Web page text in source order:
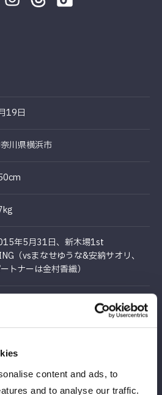
content and ads, to
and to analyse our traffic.
19日
川県横浜市
年5月31日、新木場1st
（vsまなせゆうな&安納サオリ、
トナーは金村香織）
gift、Fairy blink、フェアリース